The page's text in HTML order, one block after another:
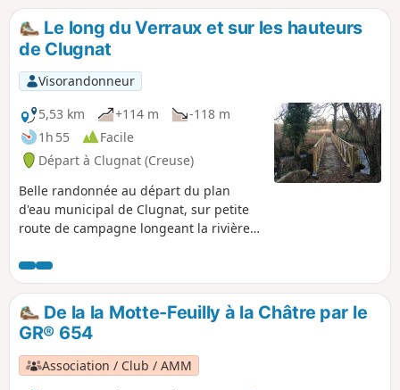
Le long du Verraux et sur les hauteurs
de Clugnat
Visorandonneur
5,53 km
+114 m
-118 m
1h 55
Facile
Départ à Clugnat (Creuse)
Belle randonnée au départ du plan
d'eau municipal de Clugnat, sur petite
route de campagne longeant la rivière
majestueux. À Poussange (420 m
d'altitude) joli point de vue sur la
campagne environnante et sur Clugnat.
La marche se situe sur chemin à travers
les champs et en sous-bois. Retour avec
passage sur pont de bois enjambant la
rivière.
De la la Motte-Feuilly à la Châtre par le
GR® 654
Association / Club / AMM